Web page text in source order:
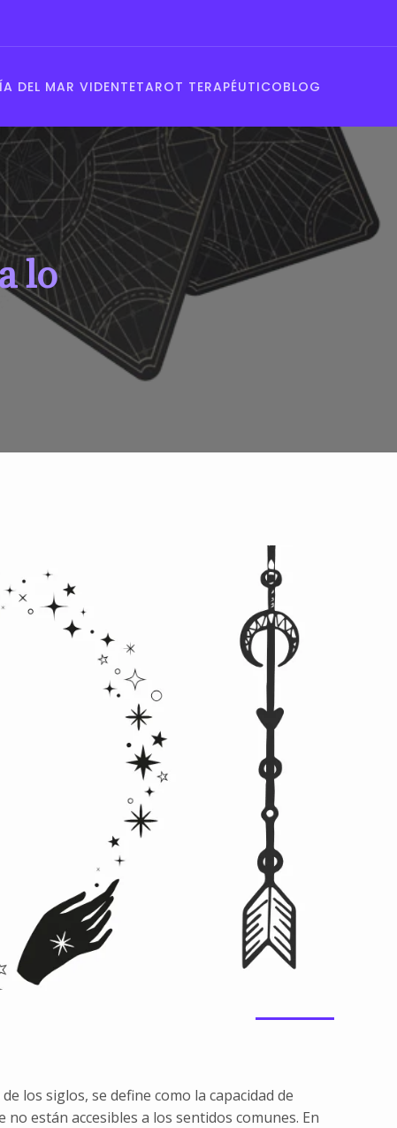
DEL MAR VIDENTETAROT TERAPÉUTICOBLOG
lo
los siglos, se define como la capacidad de
están accesibles a los sentidos comunes. En